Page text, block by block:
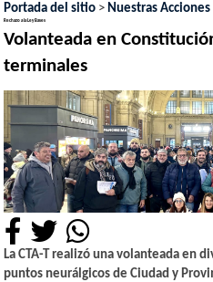
Portada del sitio > Nuestras Acciones
Rechazo a la Ley Bases
Volanteada en
terminales
La CTA-T realizó una volanteada en
puntos neurálgicos de Ciudad y